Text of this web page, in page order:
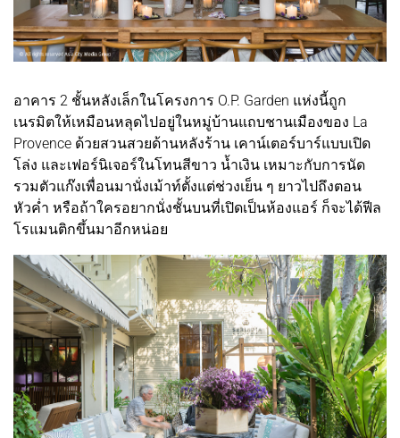
อาคาร 2 ชั้นหลังเล็กในโครงการ O.P. Garden แห่งนี้ถูก
เนรมิตให้เหมือนหลุดไปอยู่ในหมู่บ้านแถบชานเมืองของ La
Provence ด้วยสวนสวยด้านหลังร้าน เคาน์เตอร์บาร์แบบเปิด
โล่ง และเฟอร์นิเจอร์ในโทนสีขาว น้ำเงิน เหมาะกับการนัด
รวมตัวแก๊งเพื่อนมานั่งเม้าท์ตั้งแต่ช่วงเย็น ๆ ยาวไปถึงตอน
หัวค่ำ หรือถ้าใครอยากนั่งชั้นบนที่เปิดเป็นห้องแอร์ ก็จะได้ฟีล
โรแมนติกขึ้นมาอีกหน่อย